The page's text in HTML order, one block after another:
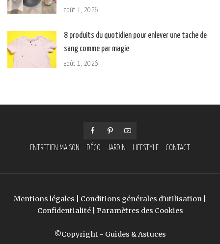
août 1, 2026
8 produits du quotidien pour enlever une tache de
sang comme par magie
août 1, 2026
ENTRETIEN MAISON DÉCO JARDIN LIFESTYLE CONTACT
Mentions légales Conditions générales d'utilisation
Confidentialité| Paramètres des Cookies
©Copyright - Guides & Astuces